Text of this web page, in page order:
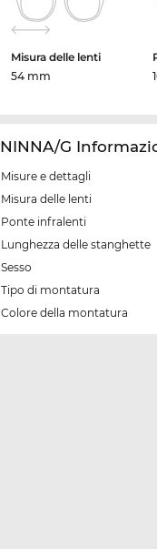
Misura delle lenti
54 mm
NINNA/G
Misure e dettagli
Misura delle lenti
Ponte infralenti
Lunghezza delle stanghette
Sesso
Tipo di montatura
Colore della montatura